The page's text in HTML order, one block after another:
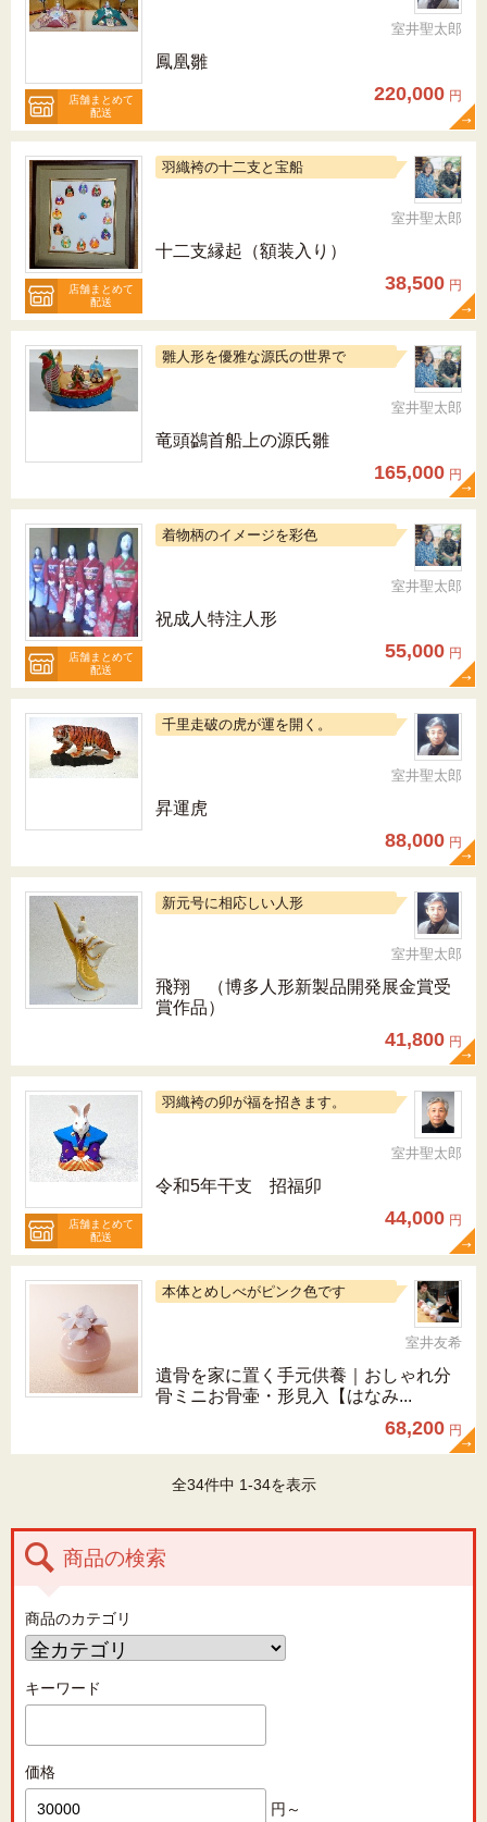
店舗まとめて
配送
室井聖太郎
鳳凰雛
220,000 円
店舗まとめて
配送
羽織袴の十二支と宝船
室井聖太郎
十二支縁起（額装入り）
38,500 円
雛人形を優雅な源氏の世界で
室井聖太郎
竜頭鷁首船上の源氏雛
165,000 円
店舗まとめて
配送
着物柄のイメージを彩色
室井聖太郎
祝成人特注人形
55,000 円
千里走破の虎が運を開く。
室井聖太郎
昇運虎
88,000 円
新元号に相応しい人形
室井聖太郎
飛翔 （博多人形新製品開発展金賞受
賞作品）
41,800 円
店舗まとめて
配送
羽織袴の卯が福を招きます。
室井聖太郎
令和5年干支 招福卯
44,000 円
本体とめしべがピンク色です
室井友希
遺骨を家に置く手元供養｜おしゃれ分
骨ミニお骨壷・形見入【はなみ...
68,200 円
全34件中 1-34を表示
商品の検索
商品のカテゴリ
キーワード
価格
円～